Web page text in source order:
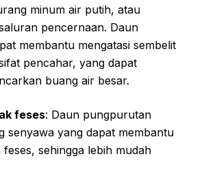
minum air putih, atau
pencernaan. Daun
membantu mengatasi sembelit
pencahar, yang dapat
buang air besar.
feses: Daun pungpurutan
senyawa yang dapat membantu
sehingga lebih mudah